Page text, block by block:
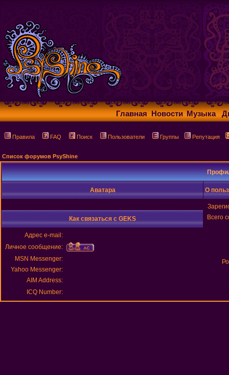
Главная Новости Музыка
Правила FAQ Поиск Пользователи Группы Репутация
Список форумов PsyShine
Аватара О
Всего
Как связаться с GEKS
Адрес e-mail:
Личное сообщение:
MSN Messenger:
Yahoo Messenger:
AIM Address:
ICQ Number: